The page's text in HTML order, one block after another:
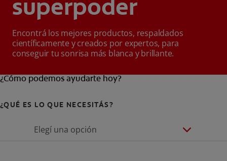
superpoder
Encontrá los mejores productos, respaldados
científicamente y creados por expertos, para
conseguir tu sonrisa más blanca y brillante.
¿Cómo podemos ayudarte hoy?
¿QUÉ ES LO QUE NECESITÁS?
Elegí una opción